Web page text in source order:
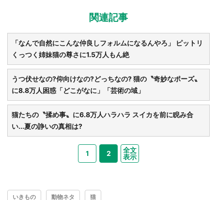
都道府選択
関連記事
「なんで自然にこんな仲良しフォルムになるんやろ」 ピットリ
くっつく姉妹猫の尊さに1.5万人もん絶
うつ伏せなの?仰向けなの?どっちなの? 猫の〝奇妙なポーズ〟
に8.8万人困惑「どこがなに」「芸術の域」
猫たちの〝揉め事〟に6.8万人ハラハラ スイカを前に睨み合
い...夏の諍いの真相は?
1 2
全文
表示
いきもの 動物ネタ 猫